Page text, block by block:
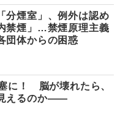
分煙室」、例外は認め
禁煙」…禁煙原理主義
団体からの困惑
に！ 脳が壊れたら、
えるのか――